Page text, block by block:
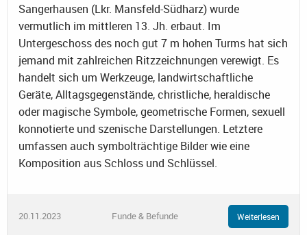
Sangerhausen (Lkr. Mansfeld-Südharz) wurde
vermutlich im mittleren 13. Jh. erbaut. Im
Untergeschoss des noch gut 7 m hohen Turms hat sich
jemand mit zahlreichen Ritzzeichnungen verewigt. Es
handelt sich um Werkzeuge, landwirtschaftliche
Geräte, Alltagsgegenstände, christliche, heraldische
oder magische Symbole, geometrische Formen, sexuell
konnotierte und szenische Darstellungen. Letztere
umfassen auch symbolträchtige Bilder wie eine
Komposition aus Schloss und Schlüssel.
20.11.2023 Funde & Befunde Weiterlesen